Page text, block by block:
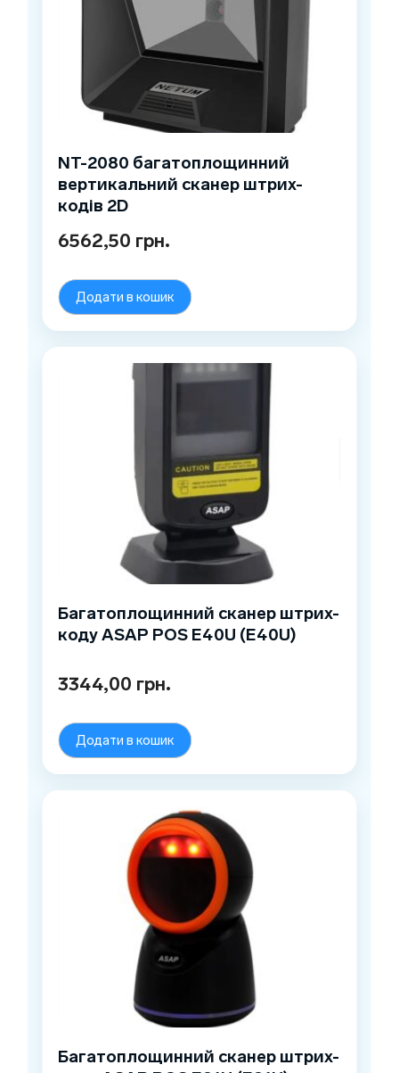
NT-2080 багатоплощинний
вертикальний сканер штрих-
кодів 2D
6562,50 грн.
Додати в кошик
Багатоплощинний сканер штрих-
коду ASAP POS E40U (E40U)
3344,00 грн.
Додати в кошик
Багатоплощинний сканер штрих-